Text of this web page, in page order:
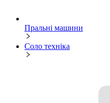
Пральні машини
Соло техніка